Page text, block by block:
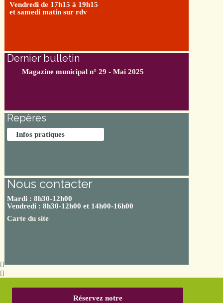
Vendredi de 17h15 à 19h15
et samedi matin sur rdv
Dernier bulletin
Magazine municipal n° 29 - Mai 2025
Repères
Infos pratiques
Nous contacter
Mardi : 8h30-12h00
Vendredi : 8h30-12h00 et 14h00-16h00
Carte du site
Réservez notre